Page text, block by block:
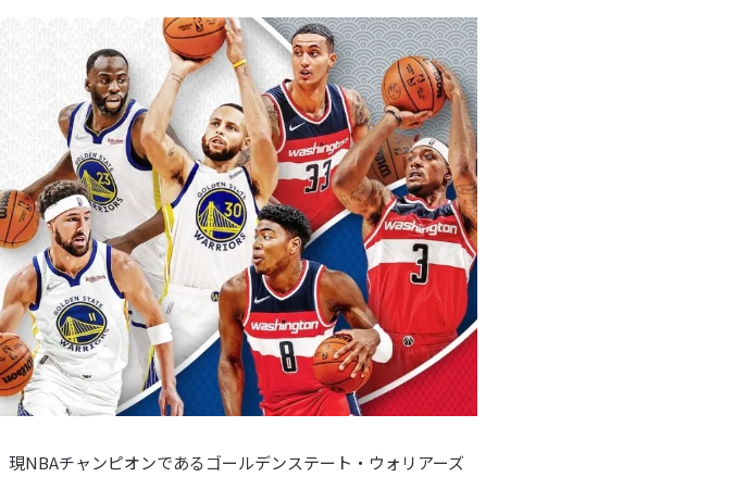
NBAチャンピオンであるゴールデンステート・ウォリアーズ